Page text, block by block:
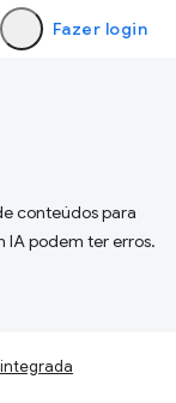
Fazer login
conteúdos para
IA podem ter erros.